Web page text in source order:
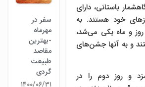
باستانی، دارای
خود هستند. به
و ماه یکی می‌شد،
و به آنها جشن‌های
و روز دوم را در
سفر در
مهرماه
-بهترین
مقاصد
طبیعت
گردی
۱۴۰۰/۰۶/۳۱